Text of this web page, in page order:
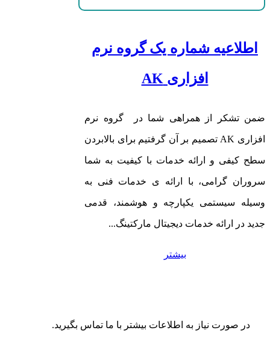
اطلاعیه شماره یک گروه نرم
افزاری AK
ضمن تشکر از همراهی شما در گروه نرم
افزاری AK تصمیم بر آن گرفتیم برای بالابردن
سطح کیفی و ارائه خدمات با کیفیت به شما
سروران گرامی، با ارائه ی خدمات فنی به
وسیله سیستمی یکپارچه و هوشمند، قدمی
جدید در ارائه خدمات دیجیتال مارکتینگ...
بیشتر
در صورت نیاز به اطلاعات بیشتر با ما تماس بگیرید.